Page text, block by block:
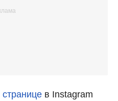
странице в Instagram